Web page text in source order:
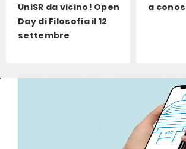
UniSR da vicino! Open
Day di Filosofia il 12
settembre
a